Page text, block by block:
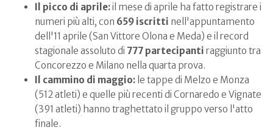
Il picco di aprile:il mese di aprile ha fatto registrare i
numeri più alti, con 659 iscritti nell'appuntamento
dell'11 aprile (San Vittore Olona e Meda) e il record
stagionale assoluto di 777 partecipanti raggiunto tra
Concorezzo e Milano nella quarta prova.
Il cammino di maggio: le tappe di Melzo e Monza
(512 atleti) e quelle più recenti di Cornaredo e Vignate
(391 atleti) hanno traghettato il gruppo verso l'atto
finale.